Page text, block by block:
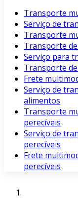
Transporte
Serviço de
Transporte
Transporte
Serviço para
Transporte
Frete
Serviço de
alimentos
Transporte
perecíveis
Serviço de
perecíveis
Frete
perecíveis